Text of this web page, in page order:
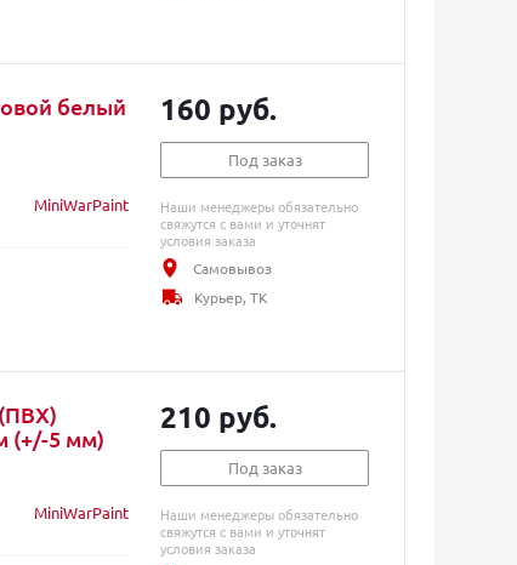
белый
MiniWarPaint
160 руб.
Под заказ
Наши менеджеры обязательно
свяжутся с вами и уточнят
условия заказа
Самовывоз
Курьер, ТК
(+/-5 мм)
MiniWarPaint
210 руб.
Под заказ
Наши менеджеры обязательно
свяжутся с вами и уточнят
условия заказа